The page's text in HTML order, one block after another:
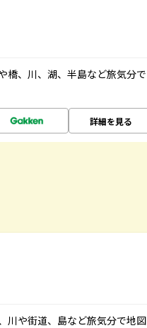
橋、川、湖、半島など旅気分で
詳細を見る
川や街道、島など旅気分で地図